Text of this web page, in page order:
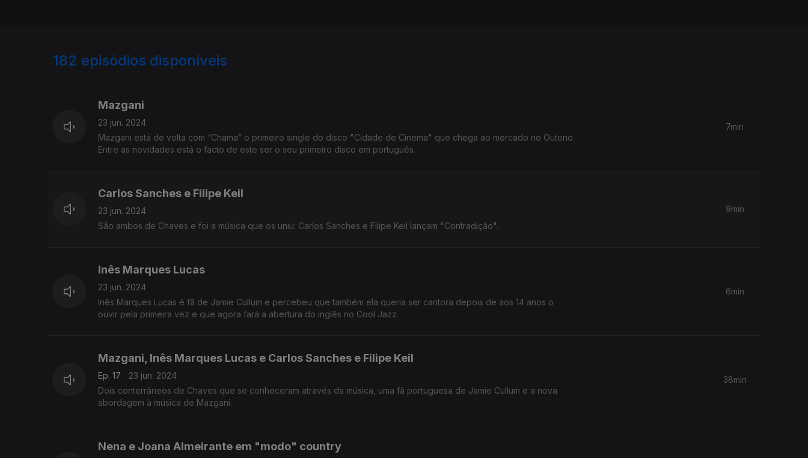
182 episódios disponíveis
Mazgani
23 jun. 2024
Mazgani está de volta com “Chama” o primeiro single do disco "Cidade de Cinema" que chega ao mercado no Outono.
Entre as novidades está o facto de este ser o seu primeiro disco em português.
7min
Carlos Sanches e Filipe Keil
23 jun. 2024
São ambos de Chaves e foi a música que os uniu: Carlos Sanches e Filipe Keil lançam "Contradição".
9min
Inês Marques Lucas
23 jun. 2024
Inês Marques Lucas é fã de Jamie Cullum e percebeu que também ela queria ser cantora depois de aos 14 anos o
ouvir pela primeira vez e que agora fará a abertura do inglês no Cool Jazz.
6min
Mazgani, Inês Marques Lucas e Carlos Sanches e Filipe Keil
Ep. 17
23 jun. 2024
Dois conterrâneos de Chaves que se conheceram através da música, uma fã portuguesa de Jamie Cullum e a nova
abordagem à música de Mazgani.
38min
Nena e Joana Almeirante em "modo" country